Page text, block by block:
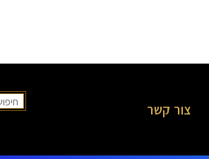
צור קשר